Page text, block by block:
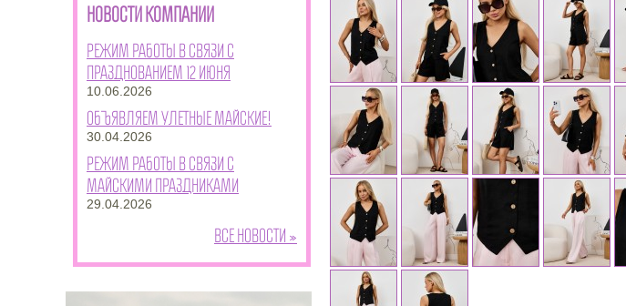
НОВОСТИ КОМПАНИИ
Режим работы в связи с
празднованием 12 июня
10.06.2026
Объявляем улетные майские!
30.04.2026
Режим работы в связи с
майскими праздниками
29.04.2026
Все новости »